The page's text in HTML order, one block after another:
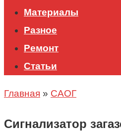
Материалы
Разное
Ремонт
Статьи
Главная » САОГ
Сигнализатор